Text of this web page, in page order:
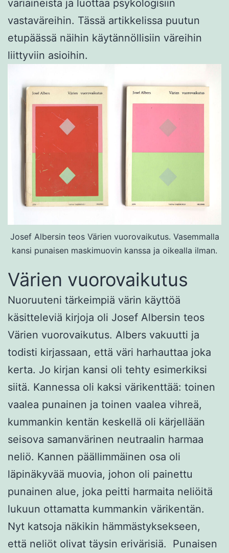
väriaineista ja luottaa psykologisiin
vastaväreihin. Tässä artikkelissa puutun
etupäässä näihin käytännöllisiin väreihin
liittyviin asioihin.
Josef Albersin teos Värien vuorovaikutus. Vasemmalla
kansi punaisen maskimuovin kanssa ja oikealla ilman.
Värien vuorovaikutus
Nuoruuteni tärkeimpiä värin käyttöä
käsitteleviä kirjoja oli Josef Albersin teos
Värien vuorovaikutus. Albers vakuutti ja
todisti kirjassaan, että väri harhauttaa joka
kerta. Jo kirjan kansi oli tehty esimerkiksi
siitä. Kannessa oli kaksi värikenttää: toinen
vaalea punainen ja toinen vaalea vihreä,
kummankin kentän keskellä oli kärjellään
seisova samanvärinen neutraalin harmaa
neliö. Kannen päällimmäinen osa oli
läpinäkyvää muovia, johon oli painettu
punainen alue, joka peitti harmaita neliöitä
lukuun ottamatta kummankin värikentän.
Nyt katsoja näkikin hämmästyksekseen,
että neliöt olivat täysin erivärisiä. Punaisen